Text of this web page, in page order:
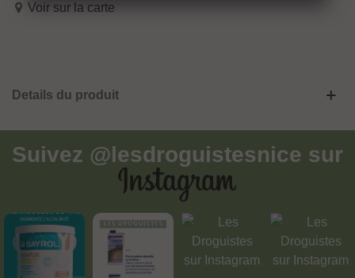
Voir sur la carte
Details du produit
Suivez @lesdroguistesnice sur